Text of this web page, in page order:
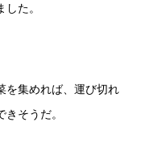
た。
を集めれば、運び切れ
そうだ。